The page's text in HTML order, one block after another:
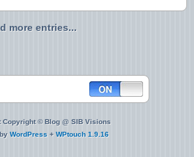
more entries...
Copyright © Blog @ SIB Visions
WordPress + WPtouch 1.9.16